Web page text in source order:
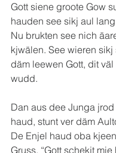
Gott siene groote Gow
hauden see sikj aul
Nu brukten see nich
kjwälen. See wieren
däm leewen Gott, dit
wudd.
Dan aus dee Junga
haud, stunt ver däm
De Enjel haud oba
Gruss. “Gott schekjt mie